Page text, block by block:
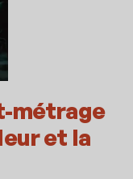
métrage
et la